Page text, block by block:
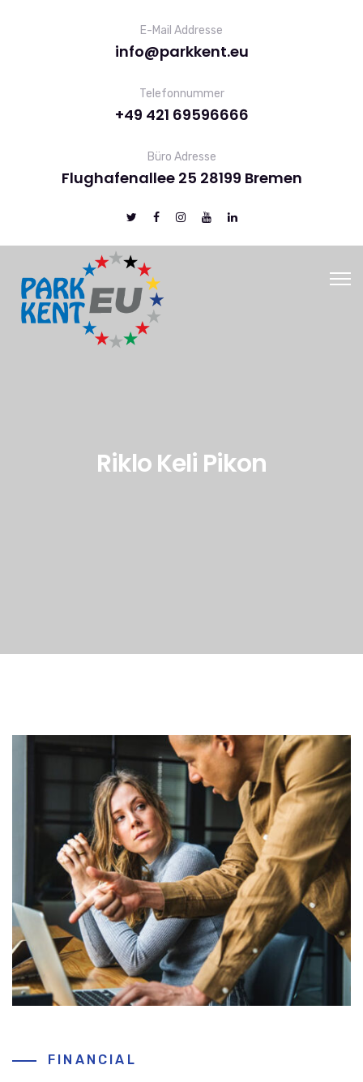
E-Mail Addresse
info@parkkent.eu
Telefonnummer
+49 421 69596666
Büro Adresse
Flughafenallee 25 28199 Bremen
Riklo Keli Pikon
FINANCIAL